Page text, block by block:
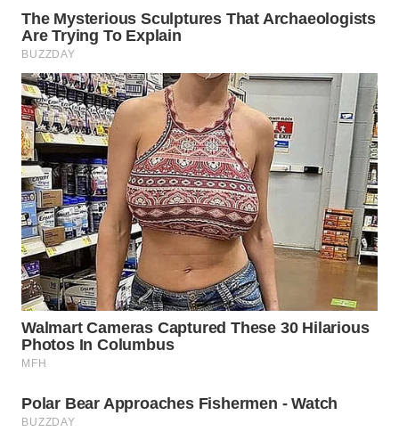
WN
BEKASI
WN
BOGOR
WN
DEPOK
WN
TAPANULI
UTARA
WN
SAMOSIR
LAWAS